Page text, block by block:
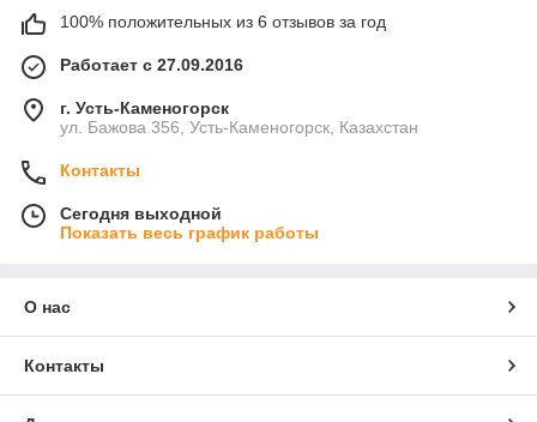
100% положительных из 6 отзывов за год
Работает с 27.09.2016
г. Усть-Каменогорск
ул. Бажова 356, Усть-Каменогорск, Казахстан
Контакты
Сегодня выходной
Показать весь график работы
О нас
Контакты